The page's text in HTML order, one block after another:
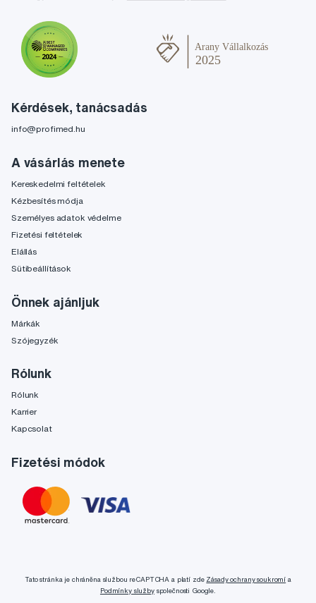
Kérdések, tanácsadás
info@profimed.hu
A vásárlás menete
Kereskedelmi feltételek
Kézbesítés módja
Személyes adatok védelme
Fizetési feltételek
Elállás
Sütibeállítások
Önnek ajánljuk
Márkák
Szójegyzék
Rólunk
Rólunk
Karrier
Kapcsolat
Fizetési módok
Tato stránka je chráněna službou reCAPTCHA a platí zde Zásady ochrany soukromí a
Podmínky službyspolečnosti Google.